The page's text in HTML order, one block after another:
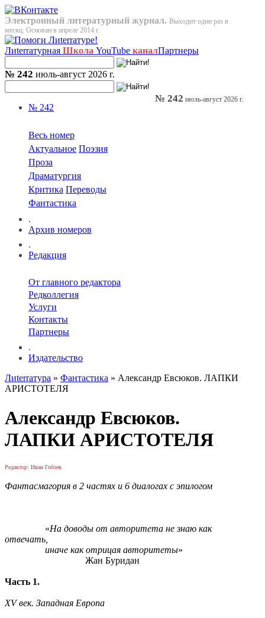
Электронный литературный журнал. Выходит один раз в
месяц. Основан в апреле 2014 г.
Лиterraтурная Школа YouTube каналПартнеры
№ 242 июль-август 2026 г.
№ 242
Весь номер
Актуальное Поэзия
Проза
Драматургия
Критика Переводы
Фантастика
.
Архив номеров
.
Редакция
От главного редактора
Редколлегия
Услуги
Контакты
Партнеры
.
Издательство
№ 242 июль-август 2026 г.
Лиterraтура » Фантастика » Александр Евсюков. ЛАПКИ
АРИСТОТЕЛЯ
Александр Евсюков.
ЛАПКИ АРИСТОТЕЛЯ
Редактор: Иван Гобзев
Фантасмагория в 2 частях и 6 диалогах с эпилогом
«На доводы от авторитета не знаю как
отвечать,
иначе как отрицая авторитеты»
Жан Буридан
Часть 1.
XVвек. Западная Европа